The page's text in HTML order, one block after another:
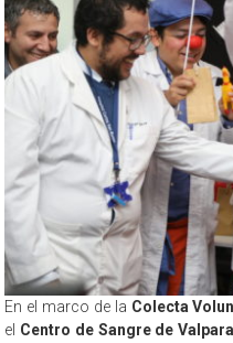
En el marco de la Colecta
el Centro de Sangre de